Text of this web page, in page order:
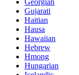
Georgian
Gujarati
Haitian
Hausa
Hawaiian
Hebrew
Hmong
Hungarian